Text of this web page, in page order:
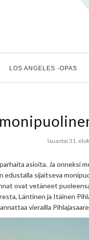
LOS ANGELES -OPAS
lauantai 31.
asioita. Ja onneksi
sijaitseva
ovat vetäneet
Läntinen ja Itäinen
vierailla